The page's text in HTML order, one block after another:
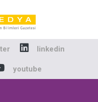
linkedin
youtube